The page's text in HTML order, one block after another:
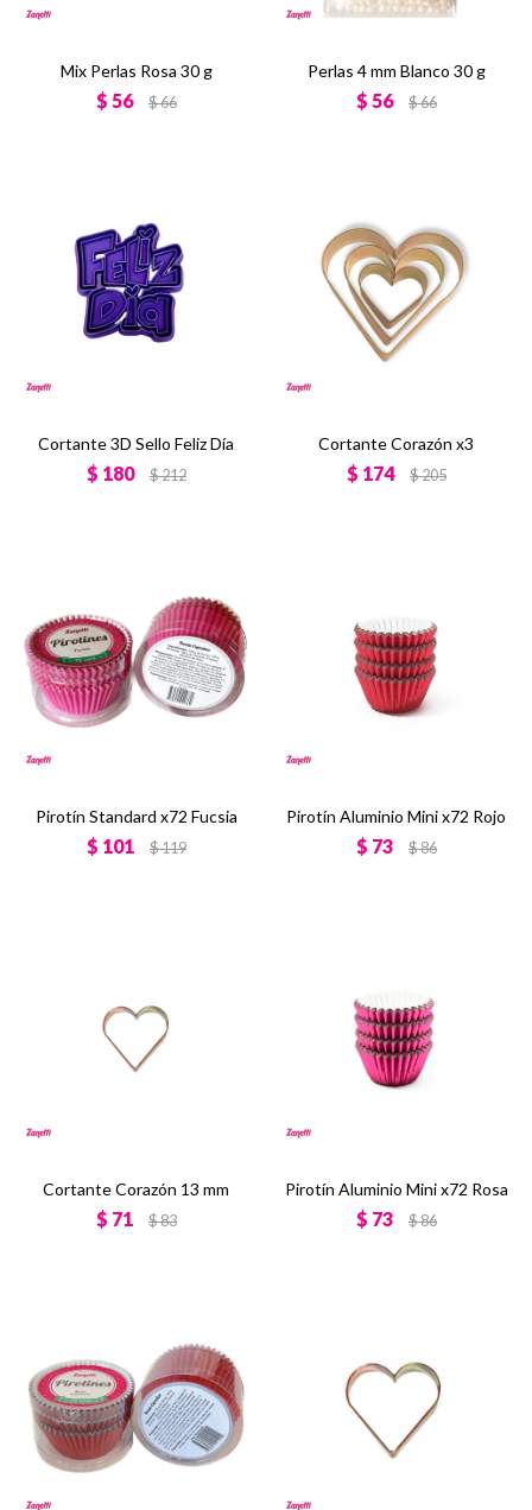
Mix Perlas Rosa 30 g
$ 56 $66
Perlas 4 mm Blanco 30 g
$ 56 $66
Cortante 3D Sello Feliz Día
$ 180 $212
Cortante Corazón x3
$ 174 $205
Pirotín Standard x72 Fucsia
$ 101 $119
Pirotín Aluminio Mini x72 Rojo
$ 73 $86
Cortante Corazón 13 mm
$ 71 $83
Pirotín Aluminio Mini x72 Rosa
$ 73 $86